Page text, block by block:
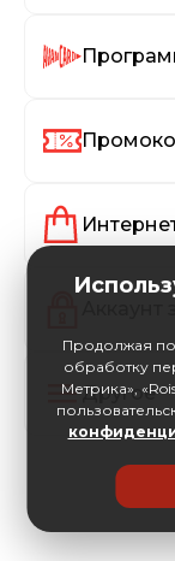
Другое
Продолжая
обработку
Метрика»,